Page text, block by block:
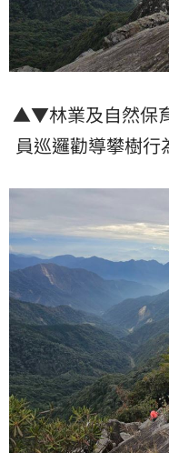
▲▼林業及自然保
員巡邏勸導攀樹